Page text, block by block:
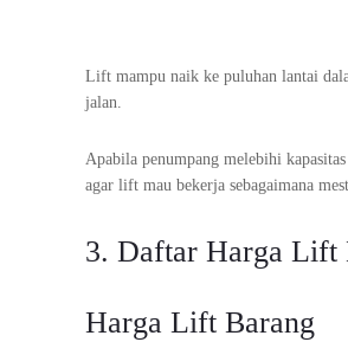
Lift mampu naik ke puluhan lantai
jalan.
Apabila penumpang melebihi
agar lift mau bekerja sebagaimana
3. Daftar Harga Lift
Harga Lift Barang